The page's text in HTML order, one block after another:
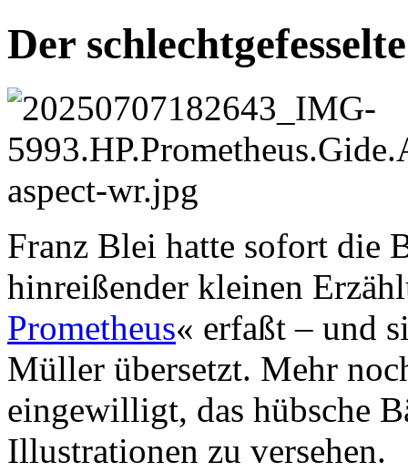
Der
Franz Blei hatte sofort die
hinreißender kleinen
Prometheus« erfaßt – und
Müller übersetzt. Mehr
eingewilligt, das hübsche
Illustrationen zu versehen.